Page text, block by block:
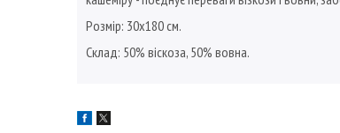
Розмір: 30х180 см.
Склад: 50% віскоза, 50% вовна.